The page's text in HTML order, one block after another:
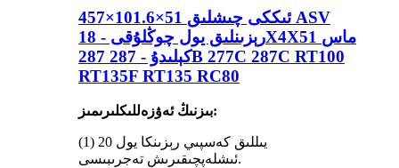
457×101.6×51 ئىككى چىشلىق ASV
رېزىنلىق يول چوڭلۇقى - 18X4X51 ماس
كېلىدۇ - 287 287B 277C 287C RT100
RT135F RT135 RC80
بىزنىڭ ئەۋزەللىكلىرىمىز:
(1) 20 يىللىق كەسپىي رېزىنكا يول
ئىشلەپچىقىرىش تەجرىبىسى.